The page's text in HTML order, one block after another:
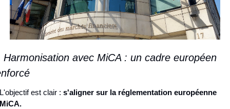
Harmonisation avec MiCA : un cadre européen
L'objectif est clair : s'aligner sur la réglementation européenne
MiCA.